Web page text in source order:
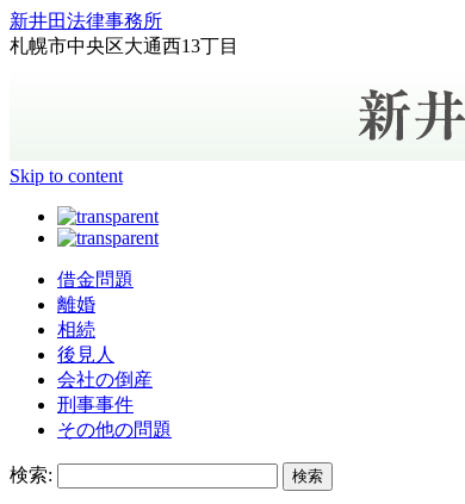
新井田法律事務所
札幌市中央区大通西13丁目
Skip to content
借金問題
離婚
相続
後見人
会社の倒産
刑事事件
その他の問題
検索: